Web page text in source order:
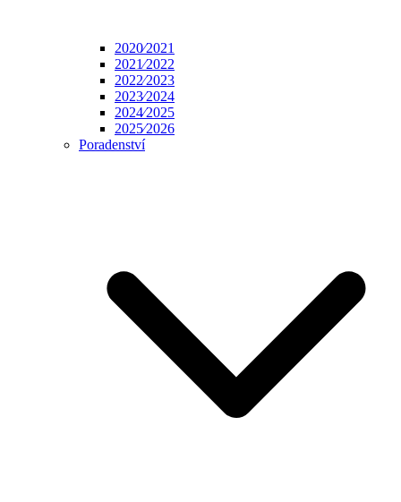
2020⁄2021
2021⁄2022
2022⁄2023
2023⁄2024
2024⁄2025
2025⁄2026
Poradenství